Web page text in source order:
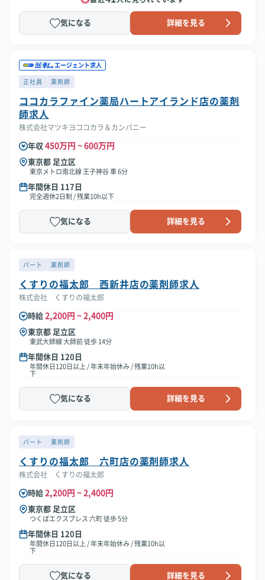
気になる 詳細を見る
エージェント求人
正社員 薬剤師
ココカラファイン薬局ハートアイランド店の薬剤
師求人
株式会社マツキヨココカラ＆カンパニー
年収 450万円 ~ 600万円
東京都 足立区
東京メトロ南北線 王子神谷 車 6分
年間休日 117日
完全週休2日制 / 残業10h以下
気になる 詳細を見る
パート 薬剤師
くすりの福太郎 西新井店の薬剤師求人
株式会社 くすりの福太郎
時給 2,200円 ~ 2,400円
東京都 足立区
東武大師線 大師前 徒歩 14分
年間休日 120日
年間休日120日以上 / 年末年始休み / 残業10h以
下
気になる 詳細を見る
パート 薬剤師
くすりの福太郎 六町店の薬剤師求人
株式会社 くすりの福太郎
時給 2,200円 ~ 2,400円
東京都 足立区
つくばエクスプレス 六町 徒歩 5分
年間休日 120日
年間休日120日以上 / 年末年始休み / 残業10h以
下
気になる 詳細を見る